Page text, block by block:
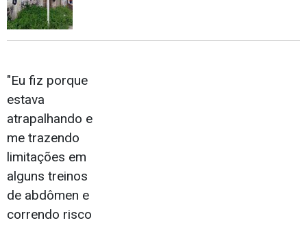
"Eu fiz porque
estava
atrapalhando e
me trazendo
limitações em
alguns treinos
de abdômen e
correndo risco